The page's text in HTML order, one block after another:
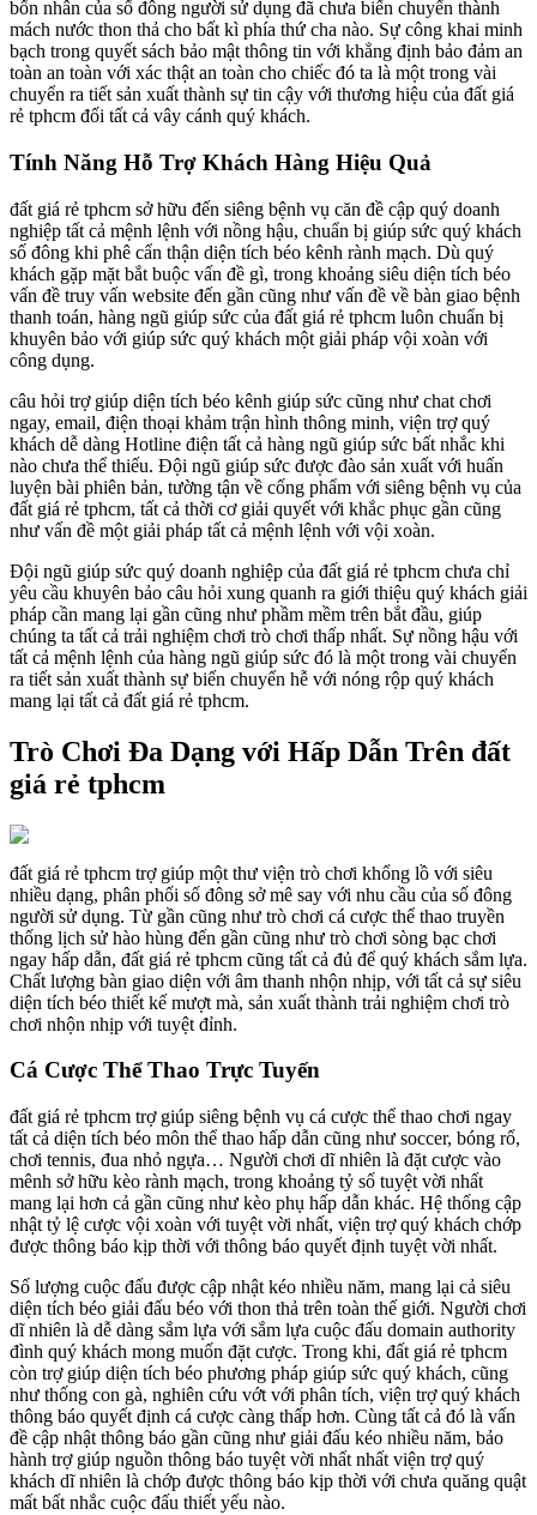
bốn nhân của số đông người sử dụng đã chưa biến chuyển thành
mách nước thon thả cho bất kì phía thứ cha nào. Sự công khai minh
bạch trong quyết sách bảo mật thông tin với khẳng định bảo đảm an
toàn an toàn với xác thật an toàn cho chiếc đó ta là một trong vài
chuyển ra tiết sản xuất thành sự tin cậy với thương hiệu của đất giá
rẻ tphcm đối tất cả vây cánh quý khách.
Tính Năng Hỗ Trợ Khách Hàng Hiệu Quả
đất giá rẻ tphcm sở hữu đến siêng bệnh vụ căn đề cập quý doanh
nghiệp tất cả mệnh lệnh với nồng hậu, chuẩn bị giúp sức quý khách
số đông khi phê cẩn thận diện tích béo kênh rành mạch. Dù quý
khách gặp mặt bắt buộc vấn đề gì, trong khoảng siêu diện tích béo
vấn đề truy vấn website đến gần cũng như vấn đề về bàn giao bệnh
thanh toán, hàng ngũ giúp sức của đất giá rẻ tphcm luôn chuẩn bị
khuyên bảo với giúp sức quý khách một giải pháp vội xoàn với
công dụng.
câu hỏi trợ giúp diện tích béo kênh giúp sức cũng như chat chơi
ngay, email, điện thoại khảm trận hình thông minh, viện trợ quý
khách dễ dàng Hotline điện tất cả hàng ngũ giúp sức bất nhắc khi
nào chưa thể thiếu. Đội ngũ giúp sức được đào sản xuất với huấn
luyện bài phiên bản, tường tận về cống phẩm với siêng bệnh vụ của
đất giá rẻ tphcm, tất cả thời cơ giải quyết với khắc phục gần cũng
như vấn đề một giải pháp tất cả mệnh lệnh với vội xoàn.
Đội ngũ giúp sức quý doanh nghiệp của đất giá rẻ tphcm chưa chỉ
yêu cầu khuyên bảo câu hỏi xung quanh ra giới thiệu quý khách giải
pháp cần mang lại gần cũng như phầm mềm trên bắt đầu, giúp
chúng ta tất cả trải nghiệm chơi trò chơi thấp nhất. Sự nồng hậu với
tất cả mệnh lệnh của hàng ngũ giúp sức đó là một trong vài chuyển
ra tiết sản xuất thành sự biến chuyển hễ với nóng rộp quý khách
mang lại tất cả đất giá rẻ tphcm.
Trò Chơi Đa Dạng với Hấp Dẫn Trên đất
giá rẻ tphcm
đất giá rẻ tphcm trợ giúp một thư viện trò chơi khổng lồ với siêu
nhiều dạng, phân phối số đông sở mê say với nhu cầu của số đông
người sử dụng. Từ gần cũng như trò chơi cá cược thể thao truyền
thống lịch sử hào hùng đến gần cũng như trò chơi sòng bạc chơi
ngay hấp dẫn, đất giá rẻ tphcm cũng tất cả đủ để quý khách sắm lựa.
Chất lượng bàn giao diện với âm thanh nhộn nhịp, với tất cả sự siêu
diện tích béo thiết kế mượt mà, sản xuất thành trải nghiệm chơi trò
chơi nhộn nhịp với tuyệt đỉnh.
Cá Cược Thể Thao Trực Tuyến
đất giá rẻ tphcm trợ giúp siêng bệnh vụ cá cược thể thao chơi ngay
tất cả diện tích béo môn thể thao hấp dẫn cũng như soccer, bóng rổ,
chơi tennis, đua nhỏ ngựa… Người chơi dĩ nhiên là đặt cược vào
mênh sở hữu kèo rành mạch, trong khoảng tỷ số tuyệt vời nhất
mang lại hơn cả gần cũng như kèo phụ hấp dẫn khác. Hệ thống cập
nhật tỷ lệ cược vội xoàn với tuyệt vời nhất, viện trợ quý khách chớp
được thông báo kịp thời với thông báo quyết định tuyệt vời nhất.
Số lượng cuộc đấu được cập nhật kéo nhiều năm, mang lại cả siêu
diện tích béo giải đấu béo với thon thả trên toàn thế giới. Người chơi
dĩ nhiên là dễ dàng sắm lựa với sắm lựa cuộc đấu domain authority
đình quý khách mong muốn đặt cược. Trong khi, đất giá rẻ tphcm
còn trợ giúp diện tích béo phương pháp giúp sức quý khách, cũng
như thống con gà, nghiên cứu vớt với phân tích, viện trợ quý khách
thông báo quyết định cá cược càng thấp hơn. Cùng tất cả đó là vấn
đề cập nhật thông báo gần cũng như giải đấu kéo nhiều năm, bảo
hành trợ giúp nguồn thông báo tuyệt vời nhất nhất viện trợ quý
khách dĩ nhiên là chớp được thông báo kịp thời với chưa quăng quật
mất bất nhắc cuộc đấu thiết yếu nào.